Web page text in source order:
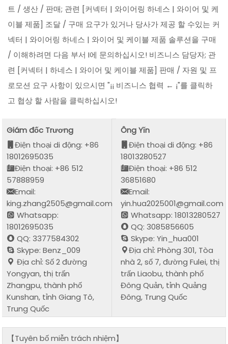
트 / 생산 / 판매; 관련 [커넥터 | 와이어링 하네스 | 와이어 및 케
이블 제품] 조달 / 구매 요구가 있거나 당사가 제공 할 수있는 커
넥터 | 와이어링 하네스 | 와이어 및 케이블 제품 솔루션을 구매
/ 이해하려면 다음 부서 I에 문의하십시오! 비즈니스 담당자; 관
련 [커넥터 | 하네스 | 와이어 및 케이블 제품] 판매 / 자원 및 프
로모션 요구 사항이 있으시면 "¡¡ 비즈니스 협력 ← ¡"를 클릭하
고 협상 할 사람을 클릭하십시오!
Giám đốc Trương
Điện thoại di động: +86
18012695035
Điện thoại: +86 512
57888959
Email:
king.zhang2505@gmail.com
Whatsapp:
18012695035
QQ: 3377584302
Skype: Benz_009
Địa chỉ: Số 2 đường
Yongyan, thị trấn
Zhangpu, thành phố
Kunshan, tỉnh Giang Tô,
Trung Quốc
Ông Yǐn
Điện thoại di động: +86
18013280527
Điện thoại: +86 512
36851680
Email:
yin.hua2025001@gmail.com
Whatsapp: 18013280527
QQ: 3085856605
Skype: Yin_hua001
Địa chỉ: Phòng 301, Tòa
nhà 2, số 7, đường Fulei, thị
trấn Liaobu, thành phố
Đông Quản, tỉnh Quảng
Đông, Trung Quốc
【Tuyên bố miễn trách nhiệm】